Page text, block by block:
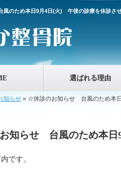
のため本日9月4日(火) 午後の診療を休診させ
選ばれる理由
知らせ » ☆休診のお知らせ 台風のため本
知らせ 台風のため本日
です。